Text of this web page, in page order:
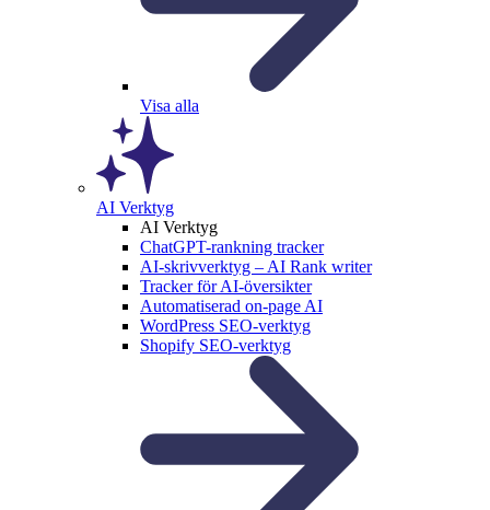
Visa alla
AI Verktyg
AI Verktyg
ChatGPT-rankning tracker
AI-skrivverktyg – AI Rank writer
Tracker för AI-översikter
Automatiserad on-page AI
WordPress SEO-verktyg
Shopify SEO-verktyg